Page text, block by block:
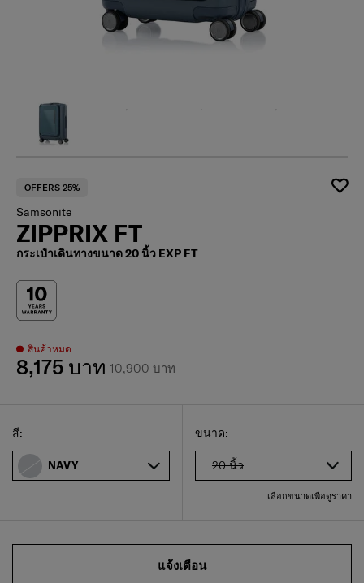
OFFERS 25%
Samsonite
ZIPPRIX FT
กระเป๋าเดินทางขนาด 20 นิ้ว EXP FT
สินค้าหมด
10,900 บาท
8,175 บาท
เลือกขนาดของคุณ
Select
ขนาด:
20 นิ้ว
เลือกขนาดเพื่อดูราคา
Select
สี:
NAVY
แจ้งเตือน